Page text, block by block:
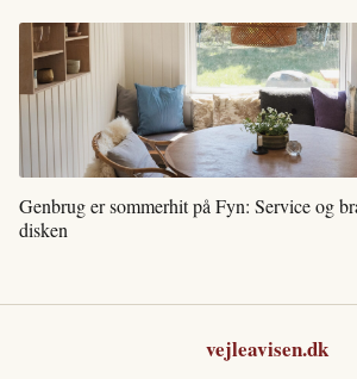
Genbrug er sommerhit på Fyn: Service og
disken
vejleavisen.dk